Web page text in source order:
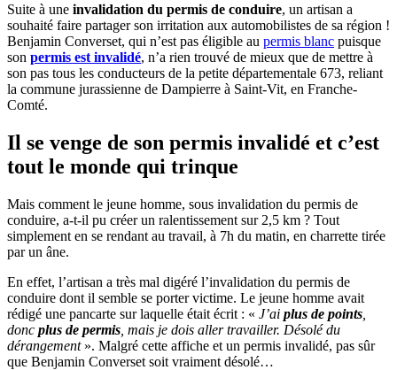
Suite à une invalidation du permis de conduire, un artisan a
souhaité faire partager son irritation aux automobilistes de sa région !
Benjamin Converset, qui n’est pas éligible au permis blanc puisque
son permis est invalidé, n’a rien trouvé de mieux que de mettre à
son pas tous les conducteurs de la petite départementale 673, reliant
la commune jurassienne de Dampierre à Saint-Vit, en Franche-
Comté.
Il se venge de son permis invalidé et c’est
tout le monde qui trinque
Mais comment le jeune homme, sous invalidation du permis de
conduire, a-t-il pu créer un ralentissement sur 2,5 km ? Tout
simplement en se rendant au travail, à 7h du matin, en charrette tirée
par un âne.
En effet, l’artisan a très mal digéré l’invalidation du permis de
conduire dont il semble se porter victime. Le jeune homme avait
rédigé une pancarte sur laquelle était écrit : « J’ai plus de points
donc plus de permis , mais je dois aller travailler. Désolé du
dérangement». Malgré cette affiche et un permis invalidé, pas sûr
que Benjamin Converset soit vraiment désolé…